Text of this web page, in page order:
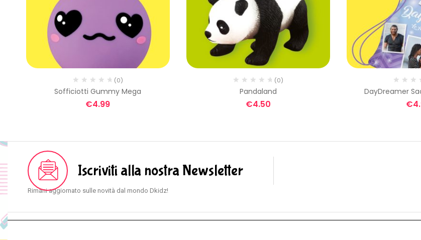
(0)
Sofficiotti Gummy Mega
€4.99
(0)
Pandaland
€4.50
DayDreamer
€
Iscriviti alla nostra Newsletter
Rimani aggiornato sulle novità dal mondo Dkidz!